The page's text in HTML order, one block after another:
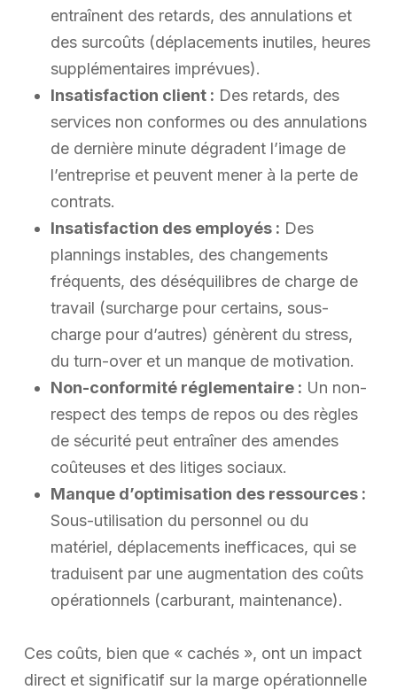
entraînent des retards, des annulations et
des surcoûts (déplacements inutiles, heures
supplémentaires imprévues).
Insatisfaction client : Des retards, des
services non conformes ou des annulations
de dernière minute dégradent l’image de
l’entreprise et peuvent mener à la perte de
contrats.
Insatisfaction des employés : Des
plannings instables, des changements
fréquents, des déséquilibres de charge de
travail (surcharge pour certains, sous-
charge pour d’autres) génèrent du stress,
du turn-over et un manque de motivation.
Non-conformité réglementaire : Un non-
respect des temps de repos ou des règles
de sécurité peut entraîner des amendes
coûteuses et des litiges sociaux.
Manque d’optimisation des ressources :
Sous-utilisation du personnel ou du
matériel, déplacements inefficaces, qui se
traduisent par une augmentation des coûts
opérationnels (carburant, maintenance).
Ces coûts, bien que « cachés », ont un impact
direct et significatif sur la marge opérationnelle